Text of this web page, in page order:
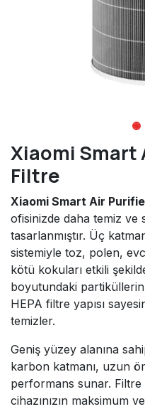
Xiaomi Smart
Filtre
Xiaomi Smart Air
ofisinizde daha temiz ve
tasarlanmıştır. Üç
sistemiyle toz, polen,
kötü kokuları etkili
boyutundaki
HEPA filtre yapısı
temizler.
Geniş yüzey alanına
karbon katmanı, uzun
performans sunar. Filtre
cihazınızın maksimum